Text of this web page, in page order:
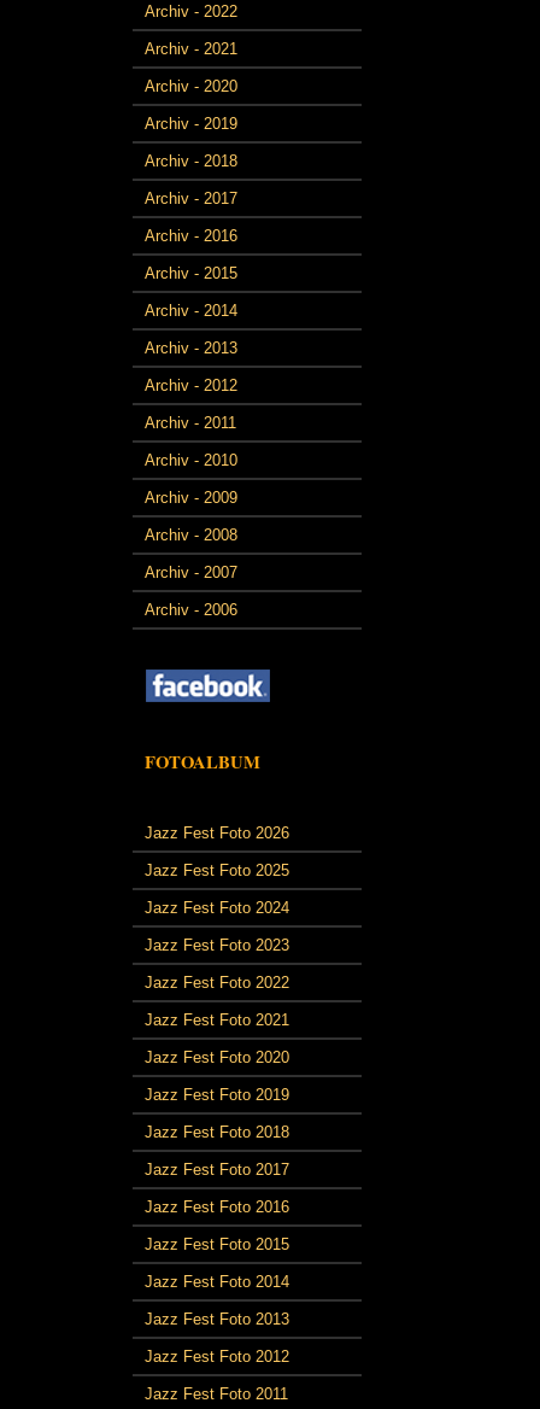
Archiv - 2022
Archiv - 2021
Archiv - 2020
Archiv - 2019
Archiv - 2018
Archiv - 2017
Archiv - 2016
Archiv - 2015
Archiv - 2014
Archiv - 2013
Archiv - 2012
Archiv - 2011
Archiv - 2010
Archiv - 2009
Archiv - 2008
Archiv - 2007
Archiv - 2006
FOTOALBUM
Jazz Fest Foto 2026
Jazz Fest Foto 2025
Jazz Fest Foto 2024
Jazz Fest Foto 2023
Jazz Fest Foto 2022
Jazz Fest Foto 2021
Jazz Fest Foto 2020
Jazz Fest Foto 2019
Jazz Fest Foto 2018
Jazz Fest Foto 2017
Jazz Fest Foto 2016
Jazz Fest Foto 2015
Jazz Fest Foto 2014
Jazz Fest Foto 2013
Jazz Fest Foto 2012
Jazz Fest Foto 2011